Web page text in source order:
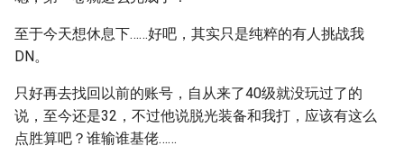
至于今天想休息下……好吧，其实只是纯粹的有人挑战我
DN。
只好再去找回以前的账号，自从来了40级就没玩过了的
说，至今还是32，不过他说脱光装备和我打，应该有这么
点胜算吧？谁输谁基佬……